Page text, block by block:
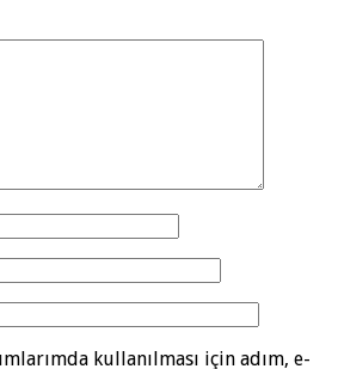
kullanılması için adım, e-